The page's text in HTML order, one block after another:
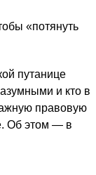
«потянуть
путанице
и кто в
правовую
Об этом — в